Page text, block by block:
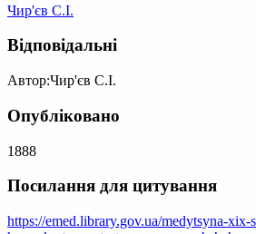
Чир'єв С.І.
Відповідальні
Автор:Чир'єв С.І.
Опубліковано
1888
Посилання для цитування
https://emed.library.gov.ua/medytsyna-xix-